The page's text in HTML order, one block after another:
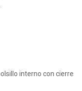
interno con cierre